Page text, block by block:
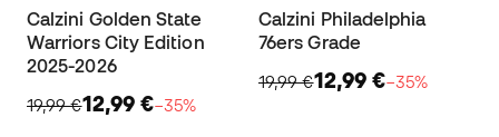
Calzini Golden State
Warriors City Edition
2025-2026
19,99 €12,99 €−35%
Calzini Philadelphia
76ers Grade
19,99 €12,99 €−35%